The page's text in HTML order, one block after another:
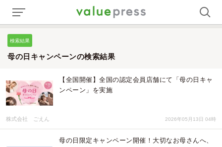
検索結果
母の日キャンペーンの検索結果
【全国開催】全国の認定会員店舗にて「母の日キャ
ンペーン」を実施
株式会社 ごえん 2026年05月13日 04時
母の日限定キャンペーン開催！大切なお母さんへ、